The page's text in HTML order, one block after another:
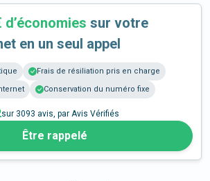
d’économies sur votre
en un seul appel
Frais de résiliation pris en charge
Conservation du numéro fixe
sur 3093 avis, par Avis Vérifiés
Être rappelé